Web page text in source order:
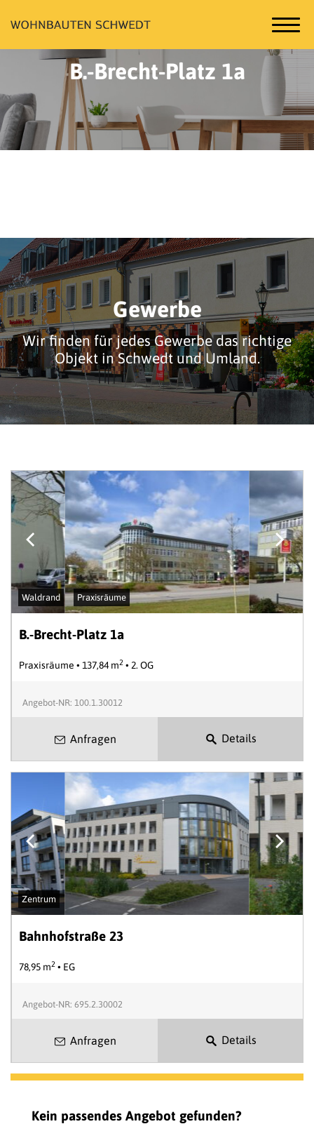
B.-Brecht-Platz 1a
Gewerbe
Wir finden für jedes Gewerbe das richtige
Objekt in Schwedt und Umland.
Waldrand Praxisräume
B.-Brecht-Platz 1a
Praxisräume • 137,84 m2 • 2. OG
Angebot-NR: 100.1.30012
Anfragen Details
Zentrum
Bahnhofstraße 23
78,95 m2 • EG
Angebot-NR: 695.2.30002
Anfragen Details
Kein passendes Angebot gefunden?